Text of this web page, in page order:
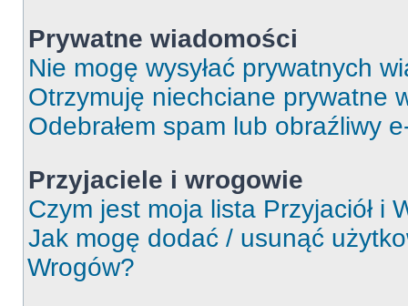
Prywatne wiadomości
Nie mogę wysyłać prywatnych
Otrzymuję niechciane prywatne
Odebrałem spam lub obraźliwy
Przyjaciele i wrogowie
Czym jest moja lista Przyjaciół i
Jak mogę dodać / usunąć
Wrogów?